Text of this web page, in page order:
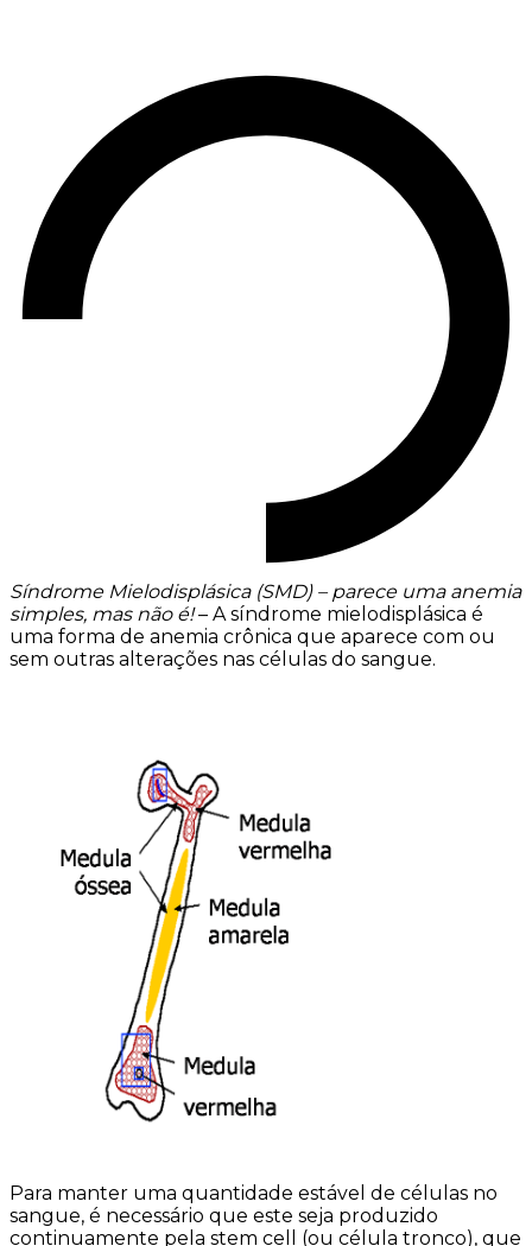
Síndrome Mielodisplásica (SMD) – parece uma anemia
simples, mas não é!– A síndrome mielodisplásica é
uma forma de anemia crônica que aparece com ou
sem outras alterações nas células do sangue.
Para manter uma quantidade estável de células no
sangue, é necessário que este seja produzido
continuamente pela stem cell (ou célula tronco), que